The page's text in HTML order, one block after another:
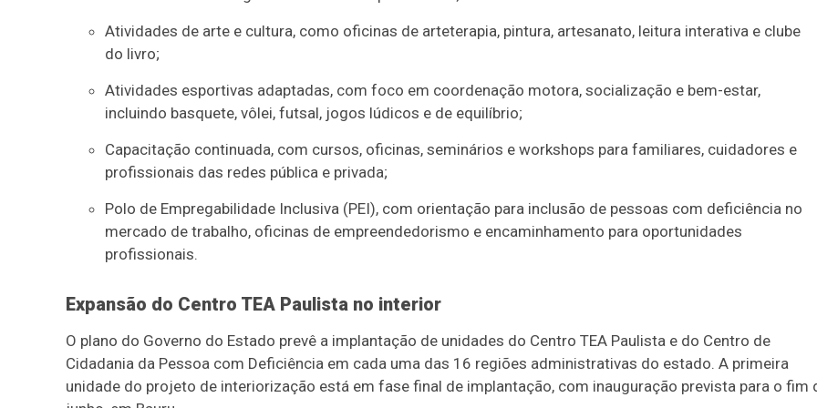
Atividades de arte e cultura, como oficinas de arteterapia, pintura, artesanato, leitura interativa e clube
do livro;
Atividades esportivas adaptadas, com foco em coordenação motora, socialização e bem-estar,
incluindo basquete, vôlei, futsal, jogos lúdicos e de equilíbrio;
Capacitação continuada, com cursos, oficinas, seminários e workshops para familiares, cuidadores e
profissionais das redes pública e privada;
Polo de Empregabilidade Inclusiva (PEI), com orientação para inclusão de pessoas com deficiência no
mercado de trabalho, oficinas de empreendedorismo e encaminhamento para oportunidades
profissionais.
Expansão do Centro TEA Paulista no interior
O plano do Governo do Estado prevê a implantação de unidades do Centro TEA Paulista e do Centro de
Cidadania da Pessoa com Deficiência em cada uma das 16 regiões administrativas do estado. A primeira
unidade do projeto de interiorização está em fase final de implantação, com inauguração prevista para o fim